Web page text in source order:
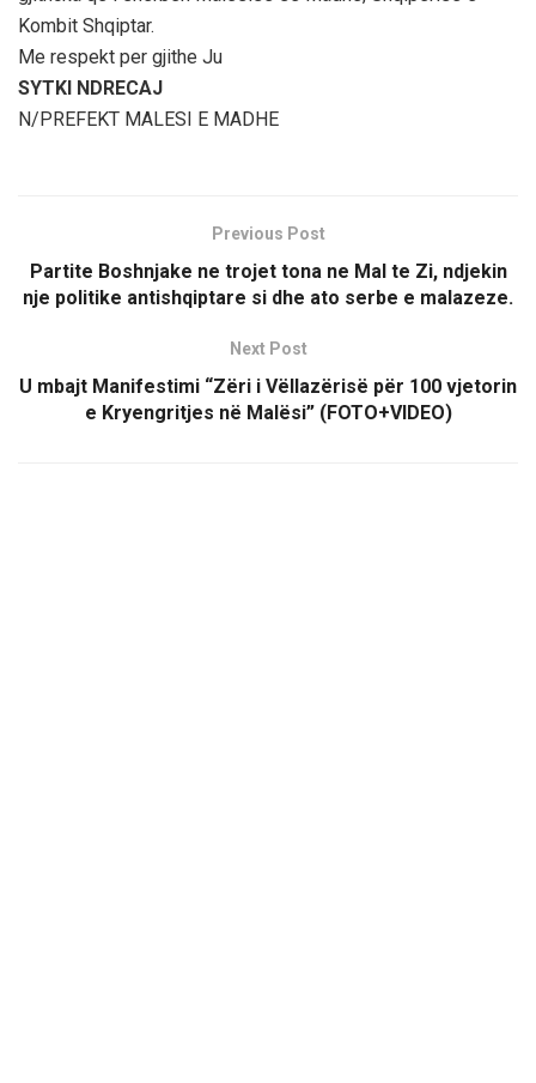
Kombit Shqiptar.
Me respekt per gjithe Ju
SYTKI NDRECAJ
N/PREFEKT MALESI E MADHE
Previous Post
Partite Boshnjake ne trojet tona ne Mal te Zi, ndjekin
nje politike antishqiptare si dhe ato serbe e malazeze.
Next Post
U mbajt Manifestimi “Zëri i Vëllazërisë për 100 vjetorin
e Kryengritjes në Malësi” (FOTO+VIDEO)